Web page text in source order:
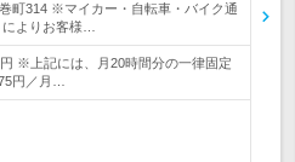
町314 ※マイカー・自転車・バイク通
よりお客様…
※上記には、月20時間分の一律固定
円／月…